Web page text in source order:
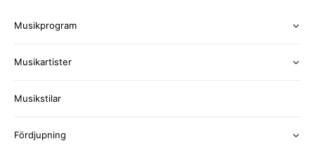
Musikprogram
Musikartister
Musikstilar
Fördjupning